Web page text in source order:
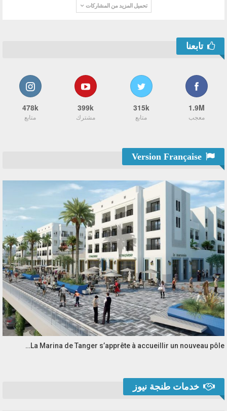
تحميل المزيد من المشاركات
تابعنا
1.9M
معجب
315k
متابع
399k
مشترك
478k
متابع
La Marina de Tanger s’apprête à accueillir un nouveau pôle…
خدمات طنجة نيوز